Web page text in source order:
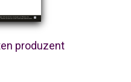
produzent